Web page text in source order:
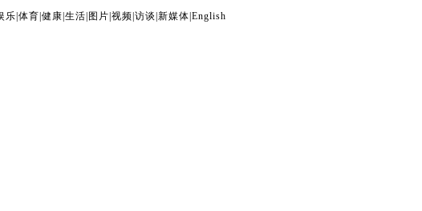
乐 体育 健康 生活 图片 视频 访谈 新媒体 English